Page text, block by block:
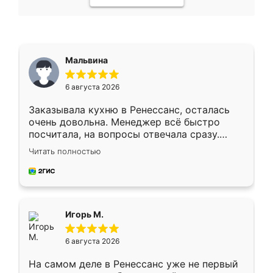
Мальвина
6 августа 2026
Заказывала кухню в Ренессанс, осталась
очень довольна. Менеджер всё быстро
посчитала, на вопросы отвечала сразу.
Замерщик приехал в субботу, подошёл к
делу со всей ответственностью. Собрали
за день, ребята работали аккуратно, даже
Читать полностью
Игорь М.
6 августа 2026
На самом деле в Ренессанс уже не первый